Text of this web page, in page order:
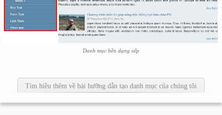
Danh mục bên dạng xếp
Tìm hiều thêm về bài hưỡng dẫn tạo danh mục của chúng tôi